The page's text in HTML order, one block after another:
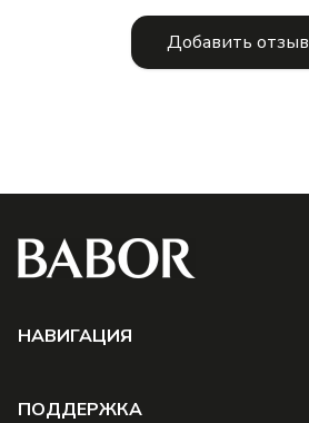
Добавить отзыв
НAВИГАЦИЯ
ПОДДЕРЖКА